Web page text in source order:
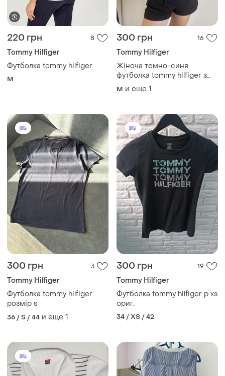
220 грн 8
Tommy Hilfiger
Футболка tommy hilfiger
M
300 грн 16
Tommy Hilfiger
Жіноча темно-синя
футболка tommy hilfiger з
зав’язками | розмір m-l |
ідеальний стан
M и еще 1
300 грн 3
Tommy Hilfiger
Футболка tommy hilfiger
розмір s
36 / S / 44 и еще 1
300 грн 19
Tommy Hilfiger
Футболка tommy hilfiger р xs
ориг.
34 / XS / 42